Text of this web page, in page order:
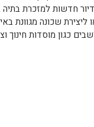
חדשות למזכרת בתיה
ליצירת שכונה מגוונת
כגון מוסדות חינוך